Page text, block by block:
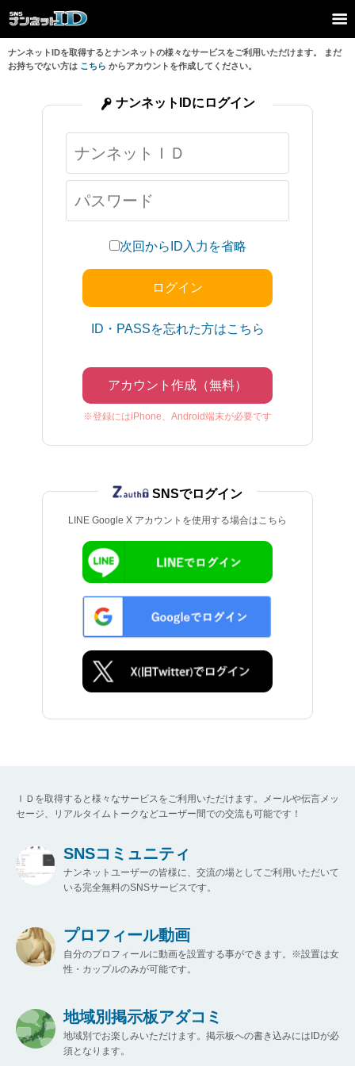
ナンネットIDを取得するとナンネットの様々なサービスをご利用いただけます。 まだ
お持ちでない方は こちら からアカウントを作成してください。
次回からID入力を省略
ID・PASSを忘れた方はこちら
アカウント作成（無料）
※登録にはiPhone、Android端末が必要です
ナンネットIDにログイン
LINE Google X アカウントを使用する場合はこちら
SNSでログイン
ＩＤを取得すると様々なサービスをご利用いただけます。メールや伝言メッ
セージ、リアルタイムトークなどユーザー間での交流も可能です！
SNSコミュニティ
ナンネットユーザーの皆様に、交流の場としてご利用いただいて
いる完全無料のSNSサービスです。
プロフィール動画
自分のプロフィールに動画を設置する事ができます。※設置は女
性・カップルのみが可能です。
地域別掲示板アダコミ
地域別でお楽しみいただけます。掲示板への書き込みにはIDが必
須となります。